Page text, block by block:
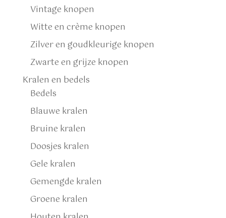
Vintage knopen
Witte en crème knopen
Zilver en goudkleurige knopen
Zwarte en grijze knopen
Kralen en bedels
Bedels
Blauwe kralen
Bruine kralen
Doosjes kralen
Gele kralen
Gemengde kralen
Groene kralen